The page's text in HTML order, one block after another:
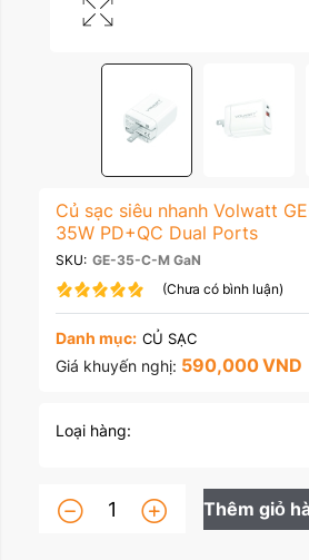
Củ sạc siêu nhanh Volwatt
35W PD+QC Dual Ports
SKU: GE-35-C-M GaN
(Chưa có bình luận)
Danh mục: CỦ SẠC
Giá khuyến nghị: 590,000VND
Loại hàng:
Thêm giỏ